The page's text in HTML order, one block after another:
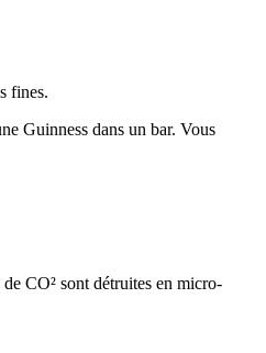
fines.
Guinness dans un bar. Vous
CO² sont détruites en micro-